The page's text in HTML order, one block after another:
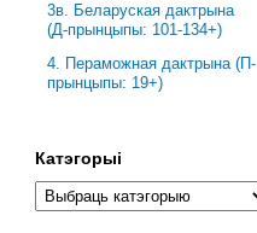
3в. Беларуская дактрына
(Д-прынцыпы: 101-134+)
4. Пераможная дактрына (П-
прынцыпы: 19+)
Катэгорыі